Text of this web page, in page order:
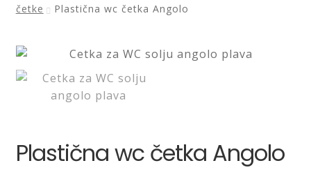
Izdvajamo
četke
Plastična wc četka Angolo
Plastična wc četka Angolo